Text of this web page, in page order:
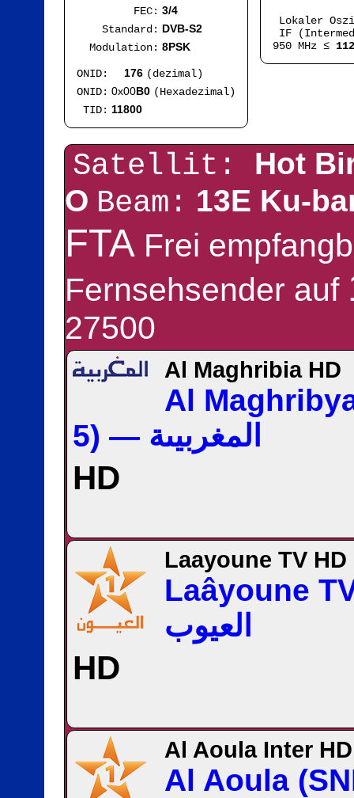
FEC: 3/4
Standard: DVB-S2
Modulation: 8PSK
ONID: 176 (dezimal)
ONID: 0x00B0 (Hexadezimal)
TID: 11800
Lokaler
IF
950 MHz ≤
Satellit: Hot
O Beam: 13E Ku-
FTA Frei
Fernsehsender auf
27500
Al Maghribia HD
Al
5) — المغربيىة
HD
Laayoune TV HD
Laâyoune
العيوب
HD
Al Aoula Inter HD
Al Aoula